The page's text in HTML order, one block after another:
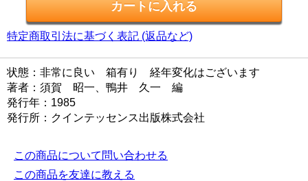
特定商取引法に基づく表記 (返品など)
状態：非常に良い 箱有り 経年変化はございます
著者：須賀 昭一、鴨井 久一 編
発行年：1985
発行所：クインテッセンス出版株式会社
この商品について問い合わせる
この商品を友達に教える